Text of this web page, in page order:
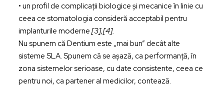
• un profil de complicații biologice și mecanice în linie cu
ceea ce stomatologia consideră acceptabil pentru
implanturile moderne[3],[4].
Nu spunem că Dentium este „mai bun” decât alte
sisteme SLA. Spunem că se așază, ca performanță, în
zona sistemelor serioase, cu date consistente, ceea ce
pentru noi, ca partener al medicilor, contează.